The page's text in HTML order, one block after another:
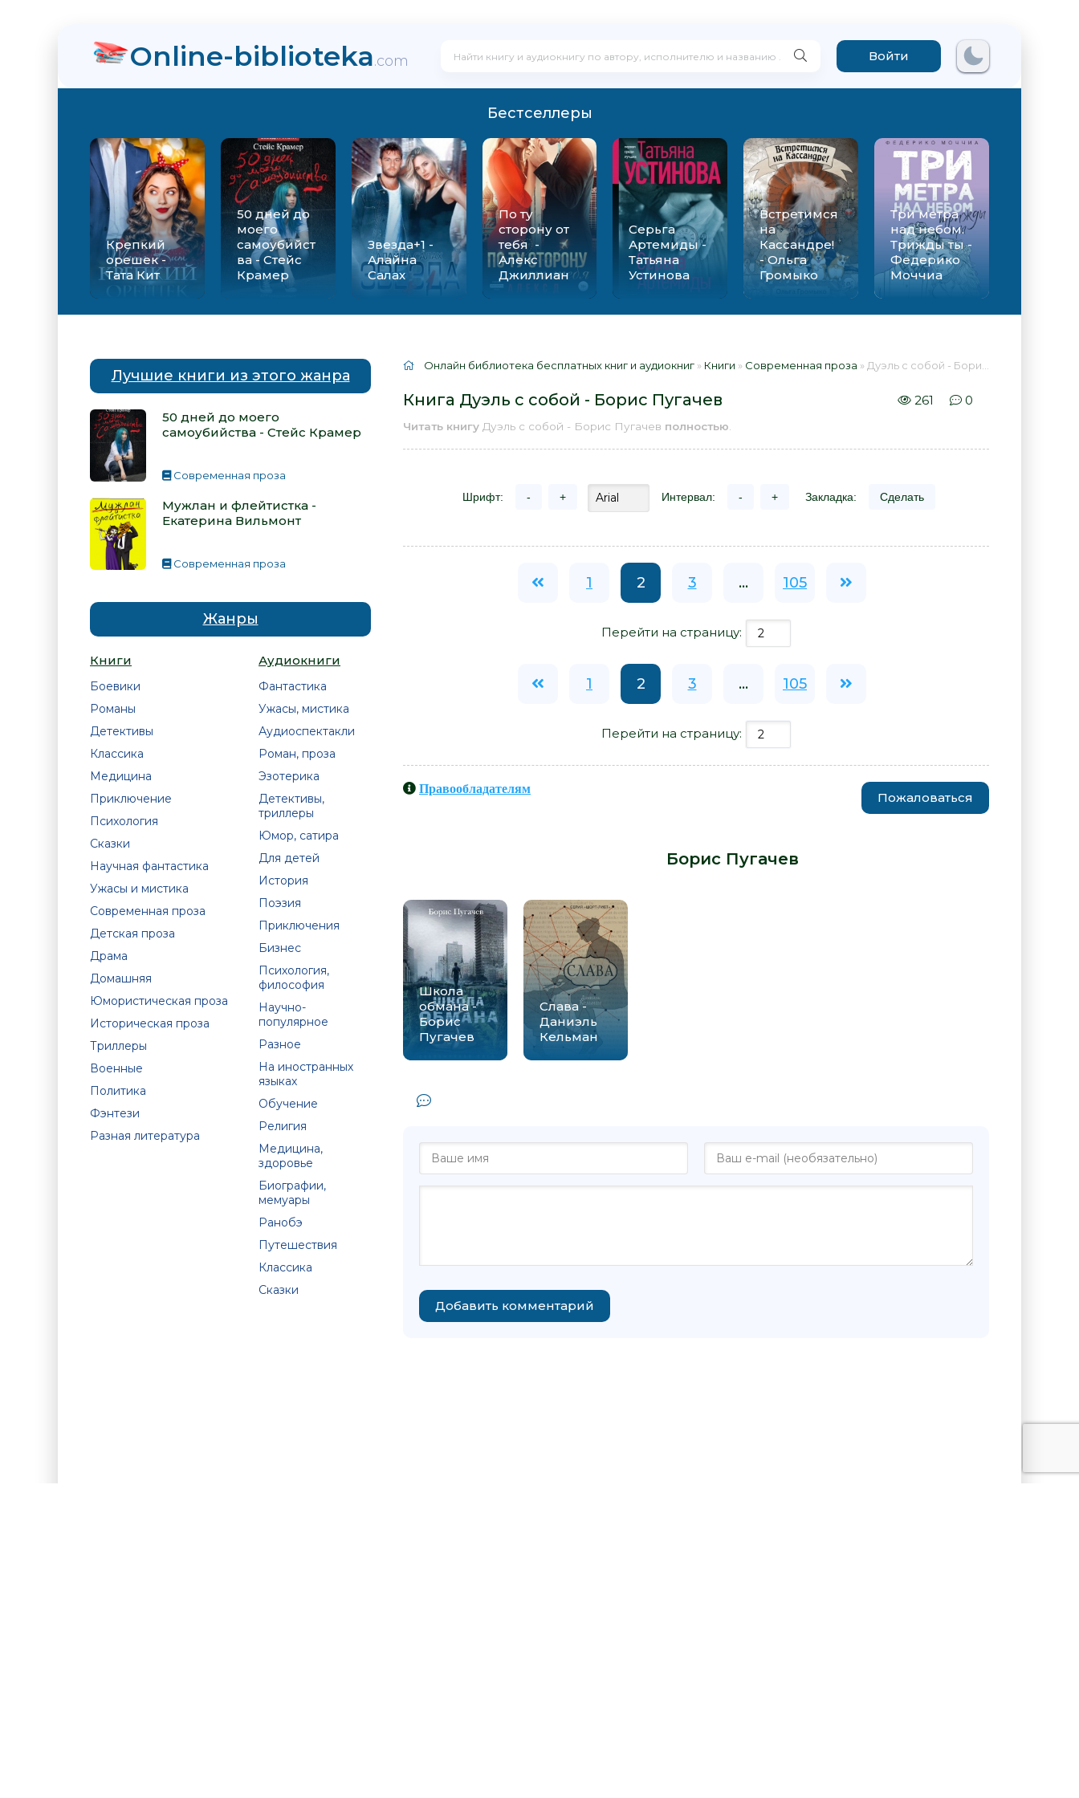
Online-biblioteka.com Войти
Бестселлеры
Крепкий
орешек -
Тата Кит
50 дней до
моего
самоубийст
ва - Стейс
Крамер
Звезда+1 -
Алайна
Салах
По ту
сторону от
тебя -
Алекс
Джиллиан
Серьга
Артемиды -
Татьяна
Устинова
Встретимся
на
Кассандре!
- Ольга
Громыко
Три метра
над небом.
Трижды ты -
Федерико
Моччиа
Лучшие книги из этого жанра
50 дней до моего
самоубийства - Стейс Крамер
Современная проза
Мужлан и флейтистка -
Екатерина Вильмонт
Современная проза
Жанры
Книги
Боевики
Романы
Детективы
Классика
Медицина
Приключение
Психология
Сказки
Научная фантастика
Ужасы и мистика
Современная проза
Детская проза
Драма
Домашняя
Юмористическая проза
Историческая проза
Триллеры
Военные
Политика
Фэнтези
Разная литература
Аудиокниги
Фантастика
Ужасы, мистика
Аудиоспектакли
Роман, проза
Эзотерика
Детективы,
триллеры
Юмор, сатира
Для детей
История
Поэзия
Приключения
Бизнес
Психология,
философия
Научно-
популярное
Разное
На иностранных
языках
Обучение
Религия
Медицина,
здоровье
Биографии,
мемуары
Ранобэ
Путешествия
Классика
Сказки
Онлайн библиотека бесплатных книг и аудиокниг » Книги » Современная проза » Дуэль с собой - Борис Пугачев 📕 - Книга онлайн бесплатно
Книга Дуэль с собой - Борис Пугачев 261 0
Читать книгу Дуэль с собой - Борис Пугачев полностью
Шрифт: - + Интервал: - + Закладка: Сделать
1 2 3 ... 105
Перейти на страницу:
1 2 3 ... 105
Перейти на страницу:
Правообладателям
Пожаловаться
Борис Пугачев
Школа
обмана -
Борис
Пугачев
Слава -
Даниэль
Кельман
Добавить комментарий
Вильмонт